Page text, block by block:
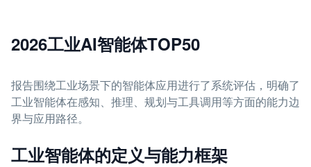
2026工业AI智能体TOP50
报告围绕工业场景下的智能体应用进行了系统评估，明确了
工业智能体在感知、推理、规划与工具调用等方面的能力边
界与应用路径。
工业智能体的定义与能力框架